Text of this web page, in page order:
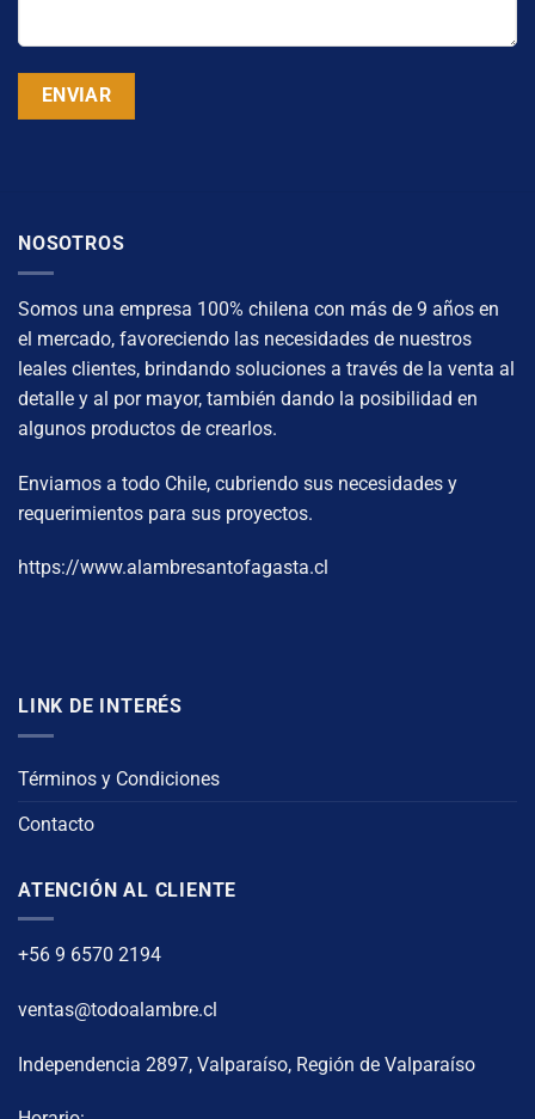
NOSOTROS
Somos una empresa 100% chilena con más de 9 años en
el mercado, favoreciendo las necesidades de nuestros
leales clientes, brindando soluciones a través de la venta al
detalle y al por mayor, también dando la posibilidad en
algunos productos de crearlos.
Enviamos a todo Chile, cubriendo sus necesidades y
requerimientos para sus proyectos.
https://www.alambresantofagasta.cl
LINK DE INTERÉS
Términos y Condiciones
Contacto
ATENCIÓN AL CLIENTE
+56 9 6570 2194
ventas@todoalambre.cl
Independencia 2897, Valparaíso, Región de Valparaíso